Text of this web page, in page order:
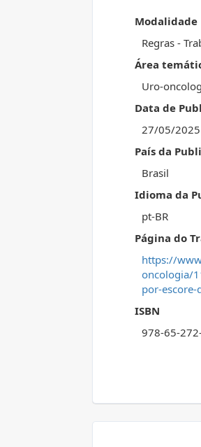
Modalidade
Regras -
Área
Uro-
Data de
27/05/2025
País da
Brasil
Idioma da
pt-BR
Página do
https://
oncologia/
por-escore-
ISBN
978-65-